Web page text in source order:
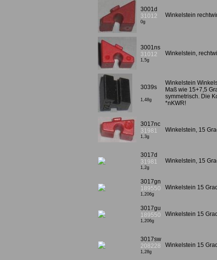
3001d
31012
0g
Winkelstein
3001ns
31012
1,5g
Winkelstein,
3039s
1,48g
Winkelstein
Maß wie 15+7,5
symmetrisch. Die
*nKWR!
3017nc
31981
1,3g
Winkelstein, 15
3017d
31981
1,2g
Winkelstein, 15
3017gn
189550
1,206g
Winkelstein 15
3017gu
189550
1,206g
Winkelstein 15
3017sw
208228
1,28g
Winkelstein 15